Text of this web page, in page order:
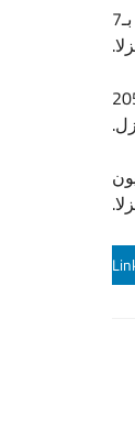
وجاءت مدينة إسطنبول على رأس الولايات التركية الأكثر بيعا للمنازل لفائدة الأجانب بـ 14 ألفا و270 شقة سكنية، تلتها أنطاليا بـ7
من تركيا خلال العام الماضي، إذ بلغ عدد المنازل المباعة لهم 8 آلاف و205
و297، والكويتيون